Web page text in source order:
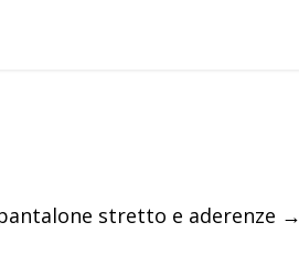
stretto e aderenze →